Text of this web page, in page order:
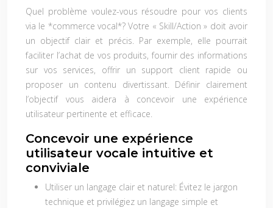
Quel problème voulez-vous résoudre pour vos clients
via le *commerce vocal*? Votre « Skill/Action » doit avoir
un objectif clair et précis. Par exemple, elle pourrait
faciliter l’achat de vos produits, fournir des informations
sur vos services, offrir un support client rapide ou
proposer un contenu divertissant. Définir clairement
l’objectif vous aidera à concevoir une expérience
utilisateur pertinente et efficace.
Concevoir une expérience
utilisateur vocale intuitive et
conviviale
Utiliser un langage clair et naturel: Évitez le jargon
technique et privilégiez un langage simple et